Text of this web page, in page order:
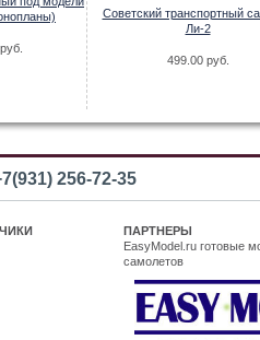
Советский транспортный
Ли-2
499.00 руб.
256-72-35
ПАРТНЕРЫ
EasyModel.ru готовые
самолетов